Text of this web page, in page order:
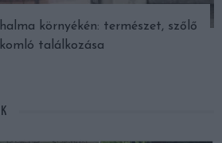
környékén: természet, szőlő
találkozása